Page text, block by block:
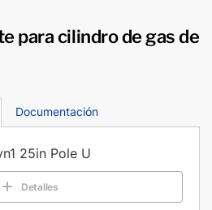
para cilindro de gas de
Documentación
Detalles